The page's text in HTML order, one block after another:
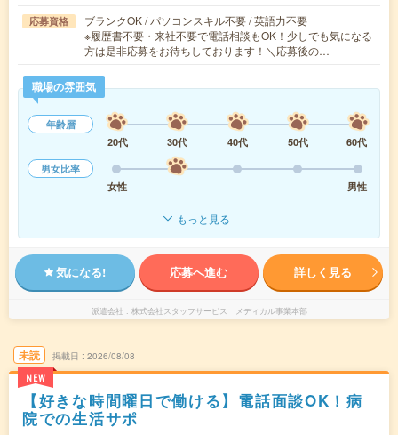
応募資格
ブランクOK / パソコンスキル不要 / 英語力不要
※履歴書不要・来社不要で電話相談もOK！少しでも気になる
方は是非応募をお待ちしております！＼応募後の…
職場の雰囲気
年齢層
20代
30代 40代 50代
60代
男女比率
女性
男性
もっと見る
気になる! 応募へ進む 詳しく見る
派遣会社 株式会社スタッフサービス メディカル事業本部
未読
NEW
掲載日 2026/08/08
【好きな時間曜日で働ける】電話面談OK！病
院での生活サポ